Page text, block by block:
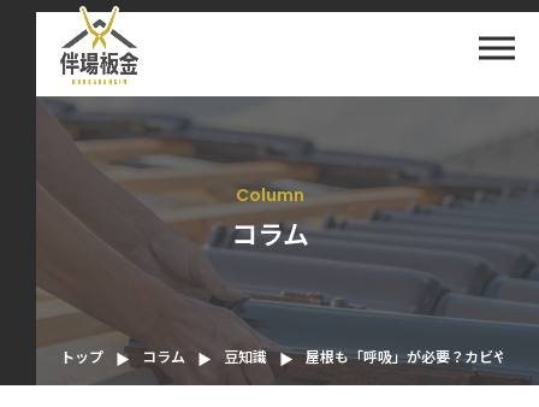
column
コラム
トップ コラム 豆知識 屋根も「呼吸」が必要？カビや腐